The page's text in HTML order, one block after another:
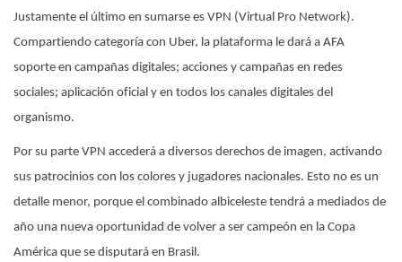
Justamente el último en sumarse es VPN (Virtual Pro Network).
Compartiendo categoría con Uber, la plataforma le dará a AFA
soporte en campañas digitales; acciones y campañas en redes
sociales; aplicación oficial y en todos los canales digitales del
organismo.
Por su parte VPN accederá a diversos derechos de imagen, activando
sus patrocinios con los colores y jugadores nacionales. Esto no es un
detalle menor, porque el combinado albiceleste tendrá a mediados de
año una nueva oportunidad de volver a ser campeón en la Copa
América que se disputará en Brasil.